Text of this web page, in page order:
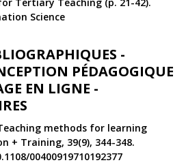
Science
-
PÉDAGOGIQUE
EN LIGNE -
methods for learning
+ Training, 39(9), 344-348.
00400919710192377